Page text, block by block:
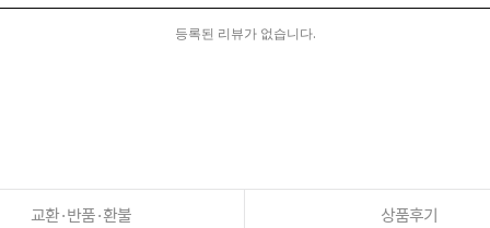
등록된 리뷰가 없습니다.
교환·반품·환불 상품후기